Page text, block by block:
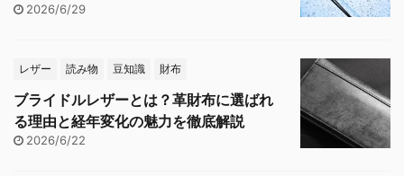
2026/6/29
レザー 読み物 豆知識 財布
ブライドルレザーとは？革財布に選ばれ
る理由と経年変化の魅力を徹底解説
2026/6/22